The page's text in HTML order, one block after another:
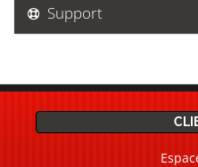
Support